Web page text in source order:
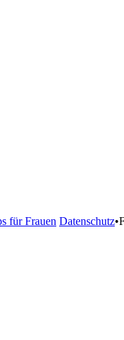
für Frauen Datenschutz•